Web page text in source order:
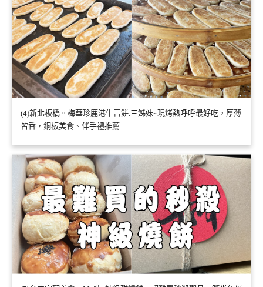
(4)新北板橋。梅華珍鹿港牛舌餅.三姊妹~現烤熱呼呼最好吃，厚薄
皆香，銅板美食、伴手禮推薦